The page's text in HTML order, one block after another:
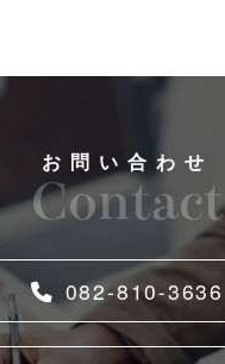
お問い合わせ
Contact
082-810-3636